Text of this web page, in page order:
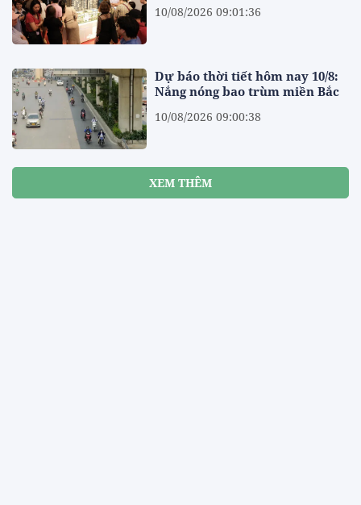
10/08/2026 09:01:36
Dự báo thời tiết hôm nay 10/8:
Nắng nóng bao trùm miền Bắc
10/08/2026 09:00:38
XEM THÊM